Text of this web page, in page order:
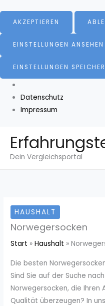
AKZEPTIEREN
EINSTELLUNGEN ANSEHEN
EINSTELLUNGEN
Datenschutz
Impressum
Inhalt
springen
Dein Vergleichsportal
HAUSHALT
Norwegersocken
Start Haushalt
Die besten
Sind Sie auf der Suche
Norwegersocken, die Ihren
Qualität überzeugen? In